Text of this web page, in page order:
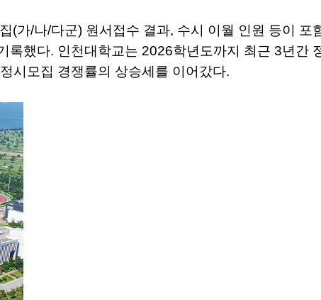
가/나/다군) 원서접수 결과, 수시 이월 인원 등이 포
했다. 인천대학교는 2026학년도까지 최근 3년간
시모집 경쟁률의 상승세를 이어갔다.